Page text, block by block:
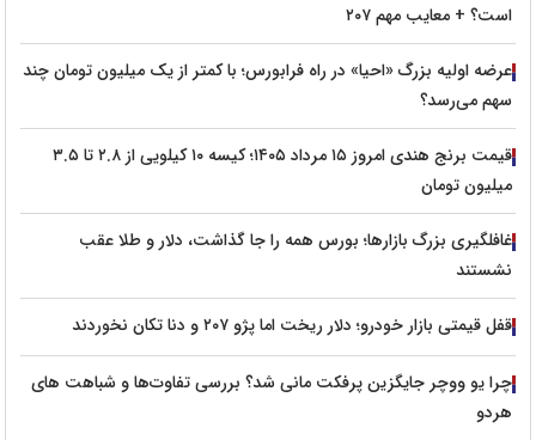
است؟ + معایب مهم ۲۰۷
عرضه اولیه بزرگ «احیا» در راه فرابورس؛ با کمتر از یک میلیون تومان چند
سهم می‌رسد؟
قیمت برنج هندی امروز ۱۵ مرداد ۱۴۰۵؛ کیسه ۱۰ کیلویی از ۲.۸ تا ۳.۵
میلیون تومان
غافلگیری بزرگ بازارها؛ بورس همه را جا گذاشت، دلار و طلا عقب
نشستند
قفل قیمتی بازار خودرو؛ دلار ریخت اما پژو ۲۰۷ و دنا تکان نخوردند
چرا یو ووچر جایگزین پرفکت مانی شد؟ بررسی تفاوت‌ها و شباهت های
هردو